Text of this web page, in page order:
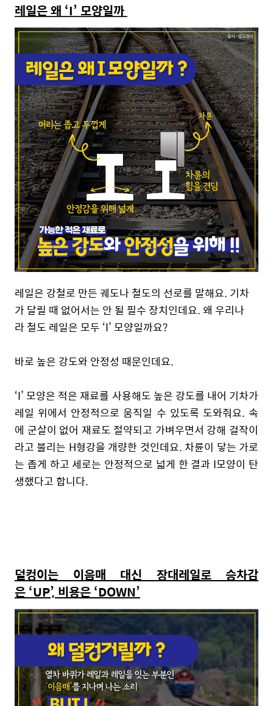
레일은 왜 ‘I’모양일까
레일은 강철로 만든 궤도나 철도의 선로를 말해요. 기차
가 달릴 때 없어서는 안 될 필수 장치인데요. 왜 우리나
라 철도 레일은 모두 ‘I’ 모양일까요?
바로 높은 강도와 안정성 때문인데요.
‘I’ 모양은 적은 재료를 사용해도 높은 강도를 내어 기차가
레일 위에서 안정적으로 움직일 수 있도록 도와줘요. 속
에 군살이 없어 재료도 절약되고 가벼우면서 강해 걸작이
라고 불리는 H형강을 개량한 것인데요. 차륜이 닿는 가로
는 좁게 하고 세로는 안정적으로 넓게 한 결과 I모양이 탄
생했다고 합니다.
덜컹이는 이음매 대신 장대레일로 승차감
은 ‘UP’, 비용은 ‘DOWN’